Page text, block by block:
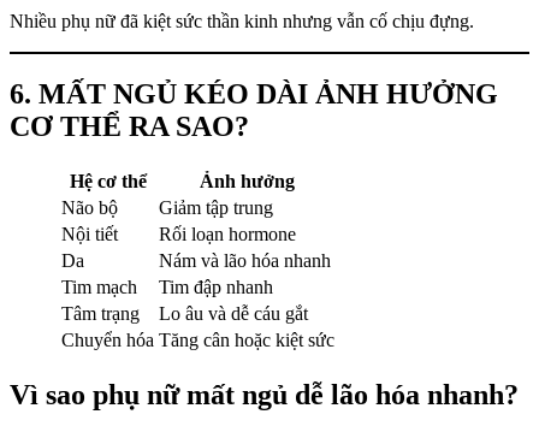
Nhiều phụ nữ đã kiệt sức thần kinh nhưng vẫn cố chịu đựng.
6. MẤT NGỦ KÉO DÀI ẢNH HƯỞNG
CƠ THỂ RA SAO?
Hệ cơ thể
Ảnh hưởng
Não bộ
Giảm tập trung
Nội tiết
Rối loạn hormone
Da
Nám và lão hóa nhanh
Tim mạch
Tim đập nhanh
Tâm trạng
Lo âu và dễ cáu gắt
Chuyển hóa Tăng cân hoặc kiệt sức
Vì sao phụ nữ mất ngủ dễ lão hóa nhanh?